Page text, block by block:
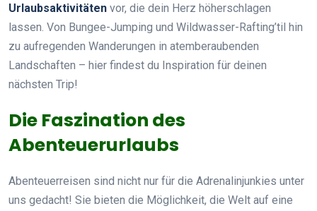
Urlaubsaktivitäten vor, die dein Herz höherschlagen
lassen. Von Bungee-Jumping und Wildwasser-Rafting’til hin
zu aufregenden Wanderungen in atemberaubenden
Landschaften – hier findest du Inspiration für deinen
nächsten Trip!
Die Faszination des
Abenteuerurlaubs
Abenteuerreisen sind nicht nur für die Adrenalinjunkies unter
uns gedacht! Sie bieten die Möglichkeit, die Welt auf eine